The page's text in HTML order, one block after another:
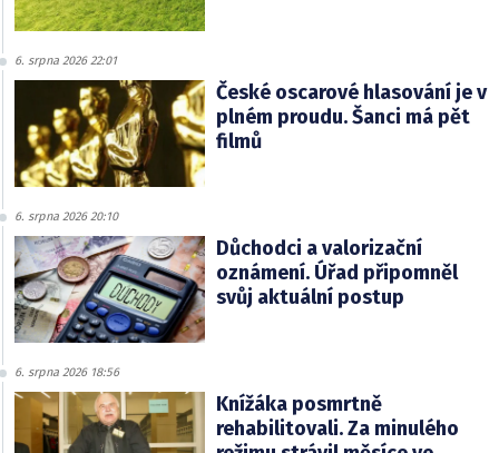
6. srpna 2026 22:01
České oscarové hlasování je v
plném proudu. Šanci má pět
filmů
6. srpna 2026 20:10
Důchodci a valorizační
oznámení. Úřad připomněl
svůj aktuální postup
6. srpna 2026 18:56
Knížáka posmrtně
rehabilitovali. Za minulého